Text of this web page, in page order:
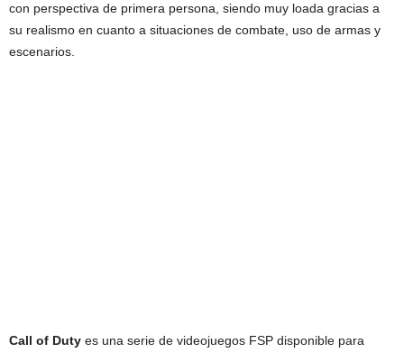
con perspectiva de primera persona, siendo muy loada gracias a
su realismo en cuanto a situaciones de combate, uso de armas y
escenarios.
Call of Duty es una serie de videojuegos FSP disponible para